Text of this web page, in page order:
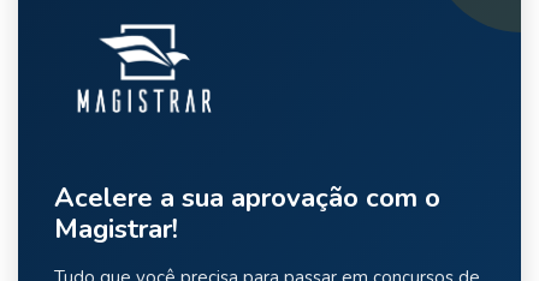
Acelere a sua aprovação com o
Magistrar!